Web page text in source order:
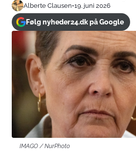
Alberte Clausen•19. juni 2026
Følg nyheder24.dk på Google
IMAGO / NurPhoto